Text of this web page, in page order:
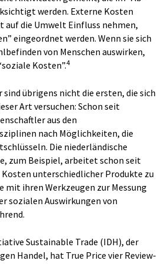
werden. Externe Kosten
auf die Umwelt Einfluss nehmen,
eingeordnet werden. Wenn sie sich
von Menschen auswirken,
Kosten”.4
sind übrigens nicht die ersten, die sich
Art versuchen: Schon seit
aus den
nach Möglichkeiten, die
Die niederländische
zum Beispiel, arbeitet schon seit
Kosten unterschiedlicher Produkte zu
mit ihren Werkzeugen zur Messung
sozialen Auswirkungen von
Sustainable Trade (IDH), der
Handel, hat True Price vier Review-